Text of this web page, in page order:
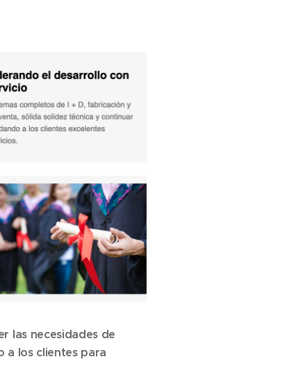
las necesidades de
a los clientes para